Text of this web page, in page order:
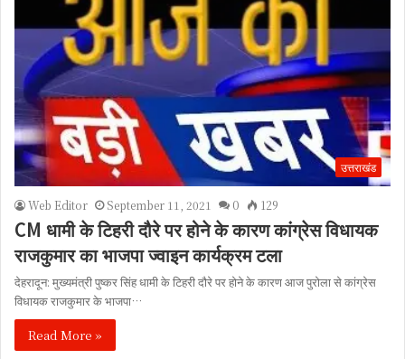
उत्तराखंड
Web Editor September 11, 2021 0 129
CM धामी के टिहरी दौरे पर होने के कारण कांग्रेस विधायक
राजकुमार का भाजपा ज्वाइन कार्यक्रम टला
देहरादून: मुख्यमंत्री पुष्कर सिंह धामी के टिहरी दौरे पर होने के कारण आज पुरोला से कांग्रेस
विधायक राजकुमार के भाजपा…
Read More »